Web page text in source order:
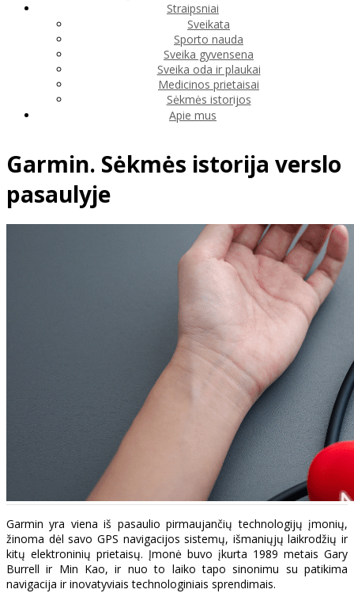
Straipsniai
Sveikata
Sporto nauda
Sveika gyvensena
Sveika oda ir plaukai
Medicinos prietaisai
Sėkmės istorijos
Apie mus
Garmin. Sėkmės istorija verslo
pasaulyje
Garmin yra viena iš pasaulio pirmaujančių technologijų įmonių,
žinoma dėl savo GPS navigacijos sistemų, išmaniųjų laikrodžių ir
kitų elektroninių prietaisų. Įmonė buvo įkurta 1989 metais Gary
Burrell ir Min Kao, ir nuo to laiko tapo sinonimu su patikima
navigacija ir inovatyviais technologiniais sprendimais.